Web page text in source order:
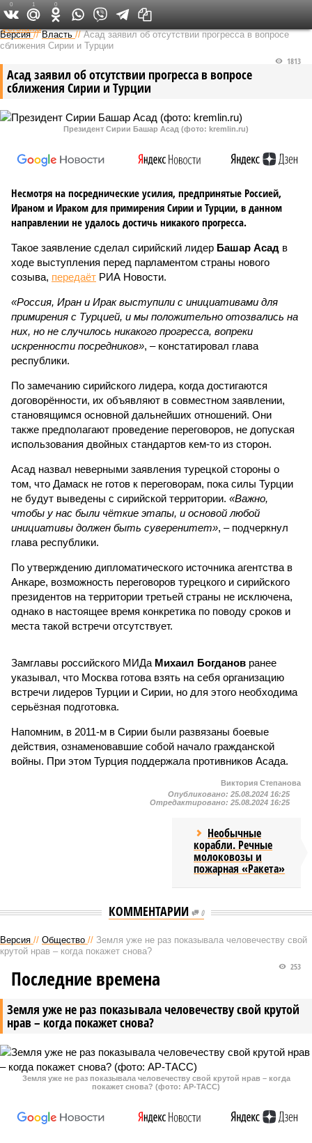
Федеральный выпуск
Версия //Власть //Асад заявил об отсутствии прогресса в вопросе
сближения Сирии и Турции
Асад заявил об отсутствии прогресса в вопросе
сближения Сирии и Турции
1813
Президент Сирии Башар Асад (фото: kremlin.ru)
Несмотря на посреднические усилия, предпринятые Россией,
Ираном и Ираком для примирения Сирии и Турции, в данном
направлении не удалось достичь никакого прогресса.
Такое заявление сделал сирийский лидер Башар Асад в
ходе выступления перед парламентом страны нового
созыва, передаёт РИА Новости.
«Россия, Иран и Ирак выступили с инициативами для
примирения с Турцией, и мы положительно отозвались на
них, но не случилось никакого прогресса, вопреки
искренности посредников», – констатировал глава
республики.
По замечанию сирийского лидера, когда достигаются
договорённости, их объявляют в совместном заявлении,
становящимся основной дальнейших отношений. Они
также предполагают проведение переговоров, не допуская
использования двойных стандартов кем-то из сторон.
Асад назвал неверными заявления турецкой стороны о
том, что Дамаск не готов к переговорам, пока силы Турции
не будут выведены с сирийской территории. «Важно,
чтобы у нас были чёткие этапы, и основой любой
инициативы должен быть суверенитет», – подчеркнул
глава республики.
По утверждению дипломатического источника агентства в
Анкаре, возможность переговоров турецкого и сирийского
президентов на территории третьей страны не исключена,
однако в настоящее время конкретика по поводу сроков и
места такой встречи отсутствует.
Замглавы российского МИДа Михаил Богданов ранее
указывал, что Москва готова взять на себя организацию
встречи лидеров Турции и Сирии, но для этого необходима
серьёзная подготовка.
Напомним, в 2011-м в Сирии были развязаны боевые
действия, ознаменовавшие собой начало гражданской
войны. При этом Турция поддержала противников Асада.
0 1 0
Виктория Степанова
Опубликовано: 25.08.2024 16:25
Отредактировано: 25.08.2024 16:25
Необычные
корабли. Речные
молоковозы и
пожарная «Ракета»
КОММЕНТАРИИ 0
Версия // Общество // Земля уже не раз показывала человечеству свой
крутой нрав – когда покажет снова?
Земля уже не раз показывала человечеству свой крутой
нрав – когда покажет снова?
253
Последние времена
Земля уже не раз показывала человечеству свой крутой нрав – когда
покажет снова? (фото: АР-ТАСС)